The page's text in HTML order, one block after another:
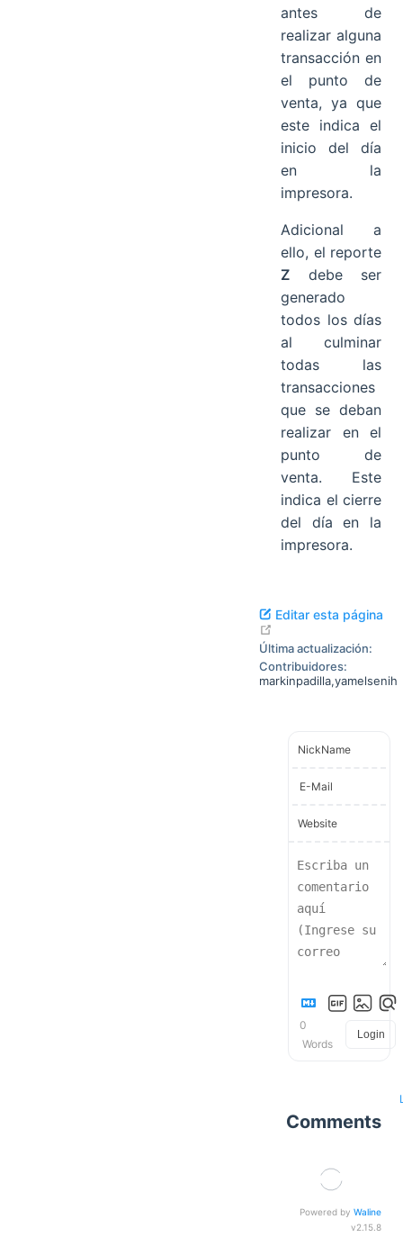
antes de
realizar alguna
transacción en
el punto de
venta, ya que
este indica el
inicio del día
en la
impresora.
Adicional a
ello, el reporte
Z debe ser
generado
todos los días
al culminar
todas las
transacciones
que se deban
realizar en el
punto de
venta. Este
indica el cierre
del día en la
impresora.
Editar esta página
Última actualización:
Contribuidores:
markinpadilla,yamelsenih
NickName
E-Mail
Website
0
Words
Login
Comments
Powered by Waline
v2.15.8